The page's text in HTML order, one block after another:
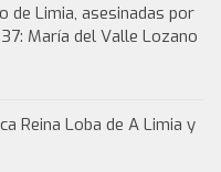
de Limia, asesinadas por
María del Valle Lozano
Reina Loba de A Limia y